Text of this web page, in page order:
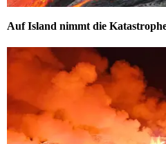
Auf Island nimmt die